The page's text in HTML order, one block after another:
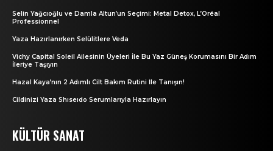
Selin Yağcıoğlu ve Damla Altun’un Seçimi: Metal Detox, L’Oréal
Professionnel
Yaza Hazırlanırken Selülitlere Veda
Vichy Capital Soleil Ailesinin Üyeleri İle Bu Yaz Güneş Korumasını Bir Adım
İleriye Taşıyın
Hazal Kaya’nın 2 Adımlı Cilt Bakım Rutini İle Tanışın!
Cildinizi Yaza Shıseıdo Serumlarıyla Hazırlayın
KÜLTÜR SANAT